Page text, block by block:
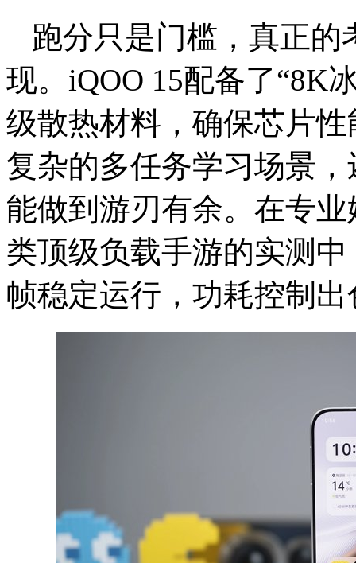
跑分只是门槛，真正
现。iQOO 15配备了“8K
级散热材料，确保芯片
复杂的多任务学习场景
能做到游刃有余。在专
类顶级负载手游的实测
帧稳定运行，功耗控制出